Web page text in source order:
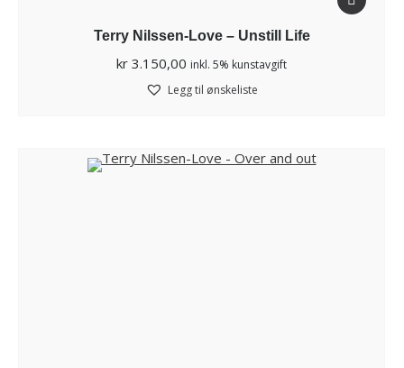
Terry Nilssen-Love – Unstill Life
kr 3.150,00 inkl. 5% kunstavgift
Legg til ønskeliste